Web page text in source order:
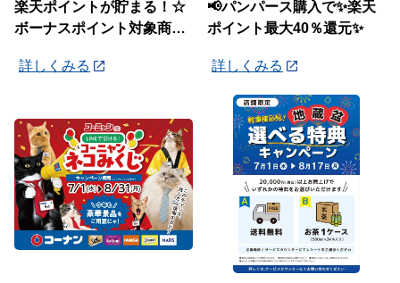
楽天ポイントが貯まる！☆
ボーナスポイント対象商品
詳しくみる
📢パンパース購入で✨楽天
ポイント最大40％還元✨
詳しくみる